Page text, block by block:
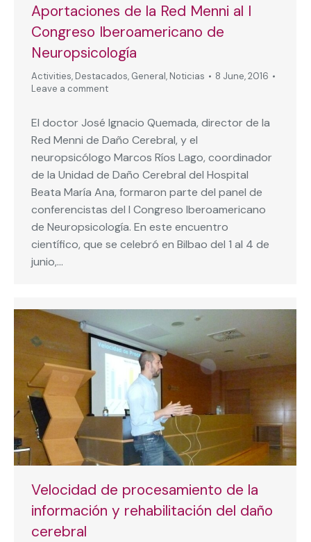
Aportaciones de la Red Menni al I
Congreso Iberoamericano de
Neuropsicología
Activities, Destacados, General, Noticias
8 June, 2016
Leave a comment
El doctor José Ignacio Quemada, director de la
Red Menni de Daño Cerebral, y el
neuropsicólogo Marcos Ríos Lago, coordinador
de la Unidad de Daño Cerebral del Hospital
Beata María Ana, formaron parte del panel de
conferencistas del I Congreso Iberoamericano
de Neuropsicología. En este encuentro
científico, que se celebró en Bilbao del 1 al 4 de
junio,…
Velocidad de procesamiento de la
información y rehabilitación del daño
cerebral